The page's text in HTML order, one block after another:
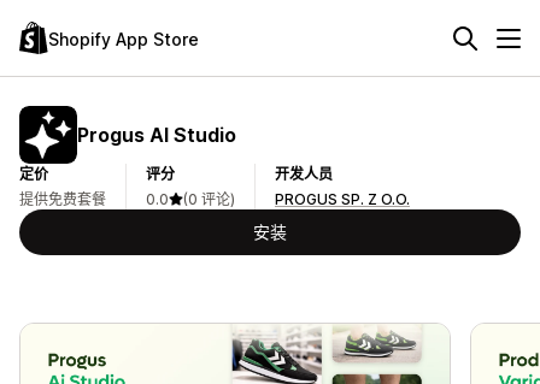
Shopify App Store
Progus AI Studio
定价
提供免费套餐
评分
0.0
(0 评论)
开发人员
PROGUS SP. Z O.O.
安装